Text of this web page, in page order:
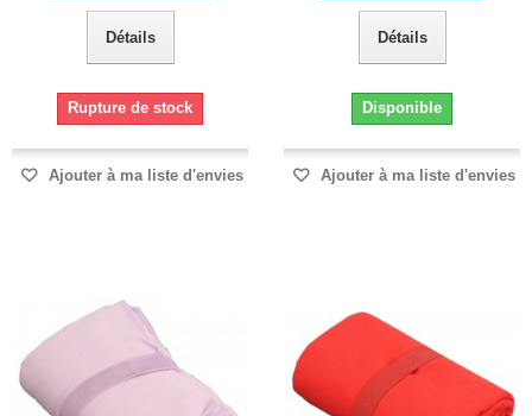
Détails
Rupture de stock
Ajouter à ma liste d'envies
Détails
Disponible
Ajouter à ma liste d'envies